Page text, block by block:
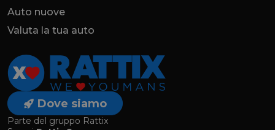
Auto nuove
Valuta la tua auto
Dove siamo
Parte del gruppo Rattix